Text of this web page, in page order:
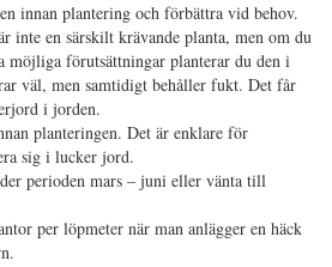
innan plantering och förbättra vid behov.
inte en särskilt krävande planta, men om du
möjliga förutsättningar planterar du den i
väl, men samtidigt behåller fukt. Det får
i jorden.
planteringen. Det är enklare för
sig i lucker jord.
perioden mars – juni eller vänta till
per löpmeter när man anlägger en häck